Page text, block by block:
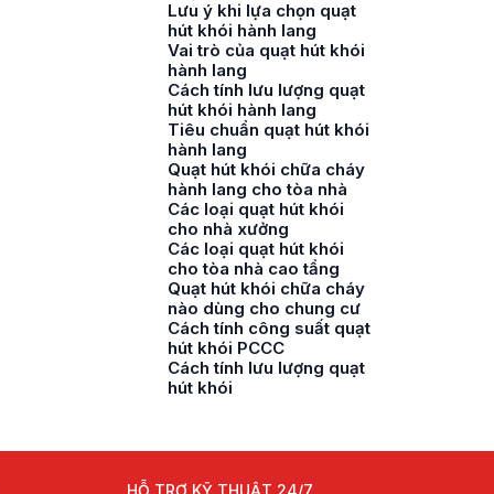
Lưu ý khi lựa chọn quạt
hút khói hành lang
Vai trò của quạt hút khói
hành lang
Cách tính lưu lượng quạt
hút khói hành lang
Tiêu chuẩn quạt hút khói
hành lang
Quạt hút khói chữa cháy
hành lang cho tòa nhà
Các loại quạt hút khói
cho nhà xưởng
Các loại quạt hút khói
cho tòa nhà cao tầng
Quạt hút khói chữa cháy
nào dùng cho chung cư
Cách tính công suất quạt
hút khói PCCC
Cách tính lưu lượng quạt
hút khói
HỖ TRỢ KỸ THUẬT 24/7